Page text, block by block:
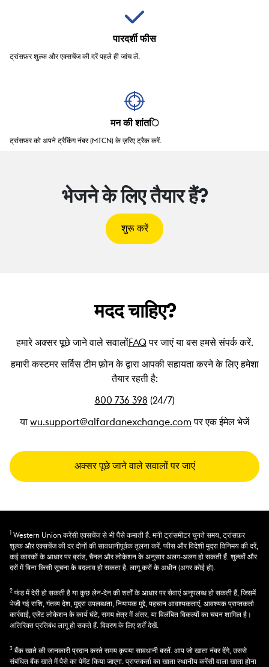
पारदर्शी फीस
ट्रांसफ़र शुल्क और एक्सचेंज की दरें पहले ही जांच लें.
मन की शांति
ट्रांसफ़र को अपने ट्रैकिंग नंबर (MTCN) के ज़रिए ट्रैक करें.
भेजने के लिए तैयार हैं?
शुरू करें
मदद चाहिए?
हमारे अक्सर पूछे जाने वाले सवालोंFAQपर जाएं या बस हमसे संपर्क करें.
हमारी कस्टमर सर्विस टीम फ़ोन के द्वारा आपकी सहायता करने के लिए हमेशा
तैयार रहती है:
800 736 398 (24/7)
या wu.support@alfardanexchange.com पर एक ईमेल भेजें
अक्सर पूछे जाने वाले सवालों पर जाएं
Western Union करेंसी एक्सचेंज से भी पैसे कमाती है. मनी ट्रांसमीटर चुनते समय, ट्रांसफ़र
शुल्क और एक्सचेंज की दर दोनों की सावधानीपूर्वक तुलना करें. फीस और विदेशी मुद्रा विनिमय की दरें,
कई कारकों के आधार पर ब्रांड, चैनल और लोकेशन के अनुसार अलग-अलग हो सकती हैं. शुल्कों और
दरों में बिना किसी सूचना के बदलाव हो सकता है. लागू करों के अधीन (अगर कोई हो).
2 फंड में देरी हो सकती है या कुछ लेन-देन की शर्तों के आधार पर सेवाएं अनुपलब्ध हो सकती हैं, जिसमें
भेजी गई राशि, गंतव्य देश, मुद्रा उपलब्धता, नियामक मुद्दे, पहचान आवश्यकताएं, आवश्यक प्राप्तकर्ता
कार्रवाई, एजेंट लोकेशन के कार्य घंटे, समय क्षेत्र में अंतर, या विलंबित विकल्पों का चयन शामिल है।
अतिरिक्त प्रतिबंध लागू हो सकते हैं. विवरण के लिए शर्तें देखें.
3 बैंक खाते की जानकारी प्रदान करते समय कृपया सावधानी बरतें. आप जो खाता नंबर देंगे, उससे
संबंधित बैंक खाते में पैसे का पेमेंट किया जाएगा. प्राप्तकर्ता का खाता स्थानीय करेंसी वाला खाता होना